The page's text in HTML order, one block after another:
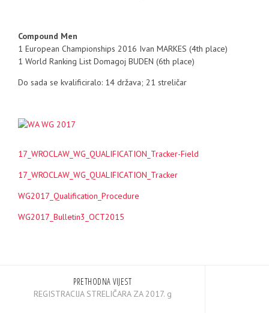
Compound Men
1 European Championships 2016 Ivan MARKES (4th place)
1 World Ranking List Domagoj BUDEN (6th place)
Do sada se kvalificiralo: 14 država; 21 streličar
17_WROCLAW_WG_QUALIFICATION_Tracker-Field
17_WROCLAW_WG_QUALIFICATION_Tracker
WG2017_Qualification_Procedure
WG2017_Bulletin3_OCT2015
PRETHODNA VIJEST
REGISTRACIJA STRELIČARA ZA 2017. g